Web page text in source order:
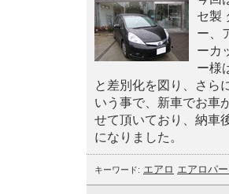
セ製
ー、
ーカ
ー様
と差別化を図り、さら
いう事で、新車でお車
せて頂いており、納車
になりました。
キーワード: エアロ エアロパ